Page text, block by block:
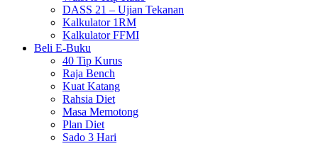
DASS 21 – Ujian Tekanan
Kalkulator 1RM
Kalkulator FFMI
Beli E-Buku
40 Tip Kurus
Raja Bench
Kuat Katang
Rahsia Diet
Masa Memotong
Plan Diet
Sado 3 Hari